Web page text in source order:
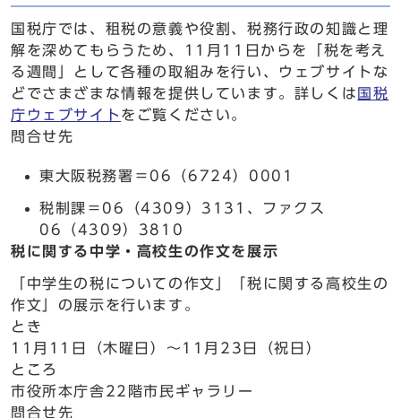
国税庁では、租税の意義や役割、税務行政の知識と理
解を深めてもらうため、11月11日からを「税を考え
る週間」として各種の取組みを行い、ウェブサイトな
どでさまざまな情報を提供しています。詳しくは 国税
庁ウェブサイト をご覧ください。
問合せ先
東大阪税務署＝06（6724）0001
税制課＝06（4309）3131、ファクス
06（4309）3810
税に関する中学・高校生の作文を展示
「中学生の税についての作文」「税に関する高校生の
作文」の展示を行います。
とき
11月11日（木曜日）～11月23日（祝日）
ところ
市役所本庁舎22階市民ギャラリー
問合せ先